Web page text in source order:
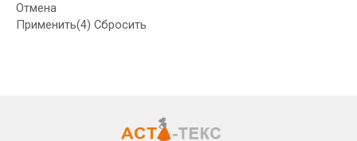
Отмена
Применить(4) Сбросить